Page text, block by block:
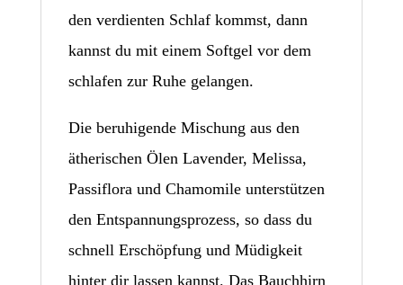
den verdienten Schlaf kommst, dann
kannst du mit einem Softgel vor dem
schlafen zur Ruhe gelangen.
Die beruhigende Mischung aus den
ätherischen Ölen Lavender, Melissa,
Passiflora und Chamomile unterstützen
den Entspannungsprozess, so dass du
schnell Erschöpfung und Müdigkeit
hinter dir lassen kannst. Das Bauchhirn